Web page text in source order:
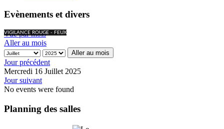
Evènements et divers
VIGILANCE ROUGE - FEUX
Vue par mois
Aller au mois
Aller au mois
Jour précédent
Mercredi 16 Juillet 2025
Jour suivant
No events were found
Planning des salles